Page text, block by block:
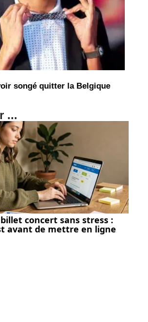
songé quitter la Belgique
...
concert sans stress :
avant de mettre en ligne